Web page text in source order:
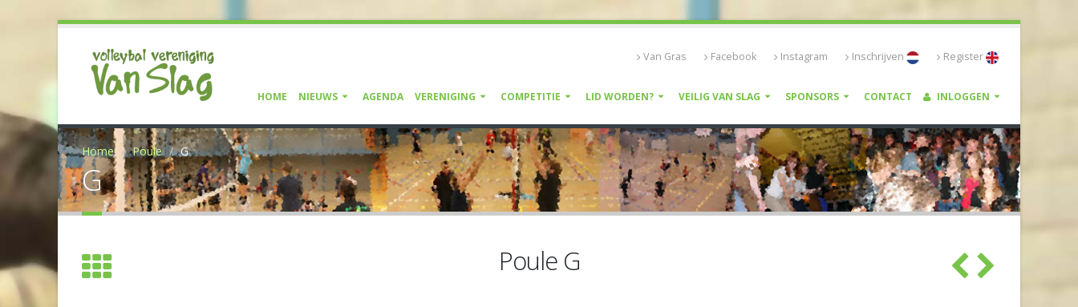
Van Gras Facebook Instagram Inschrijven Register
HOME NIEUWS AGENDA VERENIGING COMPETITIE LID WORDEN? VEILIG VAN SLAG SPONSORS CONTACT INLOGGEN
Home Poule G
G
Poule G